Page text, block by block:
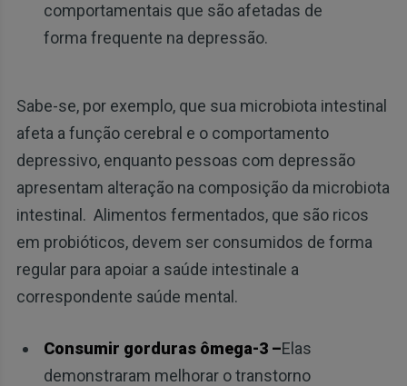
comportamentais que são afetadas de
forma frequente na depressão.
Sabe-se, por exemplo, que sua microbiota intestinal
afeta a função cerebral e o comportamento
depressivo, enquanto pessoas com depressão
apresentam alteração na composição da microbiota
intestinal. Alimentos fermentados, que são ricos
em probióticos, devem ser consumidos de forma
regular para apoiar a saúde intestinale a
correspondente saúde mental.
Consumir gorduras ômega-3 –Elas
demonstraram melhorar o transtorno